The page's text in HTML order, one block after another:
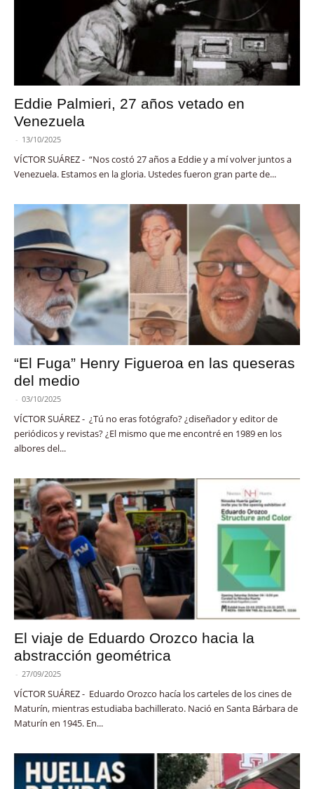
Eddie Palmieri, 27 años vetado en
Venezuela
- 13/10/2025
VÍCTOR SUÁREZ - “Nos costó 27 años a Eddie y a mí volver juntos a
Venezuela. Estamos en la gloria. Ustedes fueron gran parte de...
“El Fuga” Henry Figueroa en las queseras
del medio
- 03/10/2025
VÍCTOR SUÁREZ - ¿Tú no eras fotógrafo? ¿diseñador y editor de
periódicos y revistas? ¿El mismo que me encontré en 1989 en los
albores del...
El viaje de Eduardo Orozco hacia la
abstracción geométrica
- 27/09/2025
VÍCTOR SUÁREZ - Eduardo Orozco hacía los carteles de los cines de
Maturín, mientras estudiaba bachillerato. Nació en Santa Bárbara de
Maturín en 1945. En...